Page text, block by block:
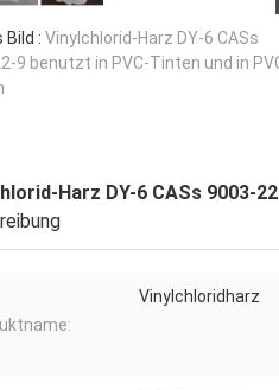
Bild : Vinylchlorid-Harz DY-6 CASs
9 benutzt in PVC-Tinten und in
Harz DY-6 CASs 9003-
Vinylchloridharz